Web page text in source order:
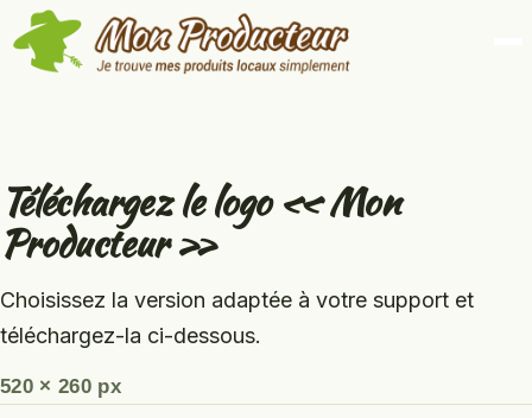
Aller au contenu principal
Téléchargez le logo « Mon
Producteur »
Choisissez la version adaptée à votre support et
téléchargez-la ci-dessous.
520 × 260 px